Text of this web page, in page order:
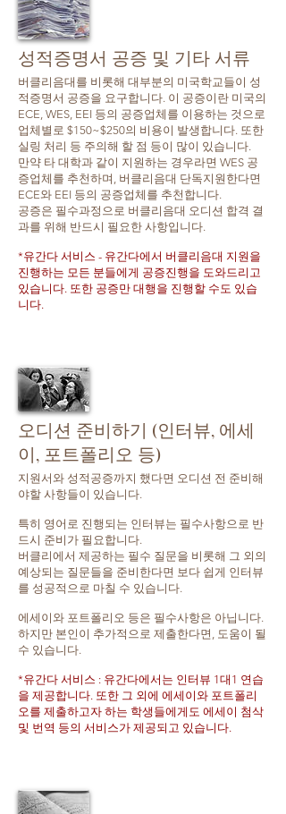
성적증명서 공증 및 기타 서류
버클리음대를 비롯해 대부분의 미국학교들이 성
적증명서 공증을 요구합니다. 이 공증이란 미국의
ECE, WES, EEI 등의 공증업체를 이용하는 것으로
업체별로 $150~$250의 비용이 발생합니다. 또한
실링 처리 등 주의해 할 점 등이 많이 있습니다.
만약 타 대학과 같이 지원하는 경우라면 WES 공
증업체를 추천하며, 버클리음대 단독지원한다면
ECE와 EEI 등의 공증업체를 추천합니다.
공증은 필수과정으로 버클리음대 오디션 합격 결
과를 위해 반드시 필요한 사항입니다.
*유간다 서비스 - 유간다에서 버클리음대 지원을
진행하는 모든 분들에게 공증진행을 도와드리고
있습니다. 또한 공증만 대행을 진행할 수도 있습
니다.
오디션 준비하기 (인터뷰, 에세
이, 포트폴리오 등)
지원서와 성적공증까지 했다면 오디션 전 준비해
야할 사항들이 있습니다.
특히 영어로 진행되는 인터뷰는 필수사항으로 반
드시 준비가 필요합니다.
버클리에서 제공하는 필수 질문을 비롯해 그 외의
예상되는 질문들을 준비한다면 보다 쉽게 인터뷰
를 성공적으로 마칠 수 있습니다.
에세이와 포트폴리오 등은 필수사항은 아닙니다.
하지만 본인이 추가적으로 제출한다면, 도움이 될
수 있습니다.
*유간다 서비스 : 유간다에서는 인터뷰 1대1 연습
을 제공합니다. 또한 그 외에 에세이와 포트폴리
오를 제출하고자 하는 학생들에게도 에세이 첨삭
및 번역 등의 서비스가 제공되고 있습니다.